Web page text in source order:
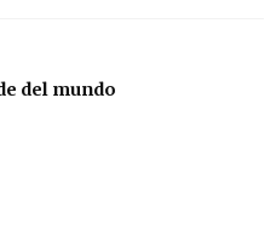
del mundo